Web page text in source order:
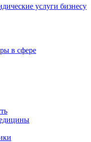
услуги бизнесу
в сфере